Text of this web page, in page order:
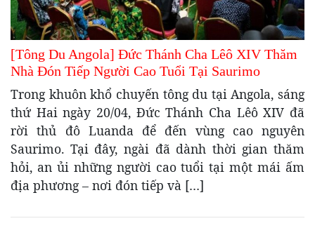
[Tông Du Angola] Đức Thánh Cha Lêô XIV Thăm
Nhà Đón Tiếp Người Cao Tuổi Tại Saurimo
Trong khuôn khổ chuyến tông du tại Angola, sáng
thứ Hai ngày 20/04, Đức Thánh Cha Lêô XIV đã
rời thủ đô Luanda để đến vùng cao nguyên
Saurimo. Tại đây, ngài đã dành thời gian thăm
hỏi, an ủi những người cao tuổi tại một mái ấm
địa phương – nơi đón tiếp và […]